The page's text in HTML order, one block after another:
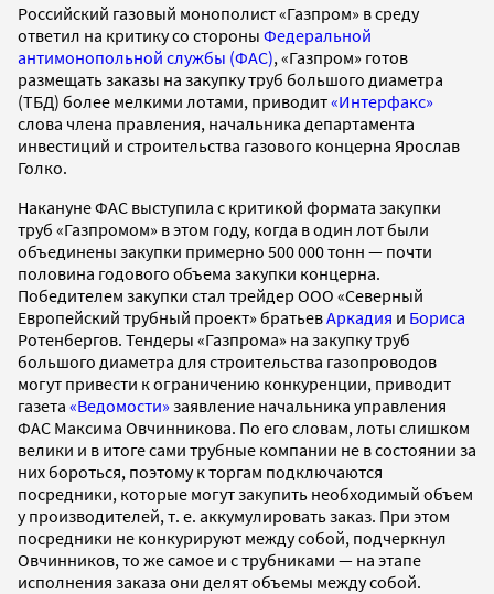
Российский газовый монополист «Газпром» в среду
ответил на критику со стороны Федеральной
антимонопольной службы (ФАС), «Газпром» готов
размещать заказы на закупку труб большого диаметра
(ТБД) более мелкими лотами, приводит«Интерфакс»
слова члена правления, начальника департамента
инвестиций и строительства газового концерна Ярослав
Голко.
Накануне ФАС выступила с критикой формата закупки
труб «Газпромом» в этом году, когда в один лот были
объединены закупки примерно 500 000 тонн — почти
половина годового объема закупки концерна.
Победителем закупки стал трейдер ООО «Северный
Европейский трубный проект» братьевАркадия и Бориса
Ротенбергов. Тендеры «Газпрома» на закупку труб
большого диаметра для строительства газопроводов
могут привести к ограничению конкуренции, приводит
газета «Ведомости» заявление начальника управления
ФАС Максима Овчинникова. По его словам, лоты слишком
велики и в итоге сами трубные компании не в состоянии за
них бороться, поэтому к торгам подключаются
посредники, которые могут закупить необходимый объем
у производителей, т. е. аккумулировать заказ. При этом
посредники не конкурируют между собой, подчеркнул
Овчинников, то же самое и с трубниками — на этапе
исполнения заказа они делят объемы между собой.